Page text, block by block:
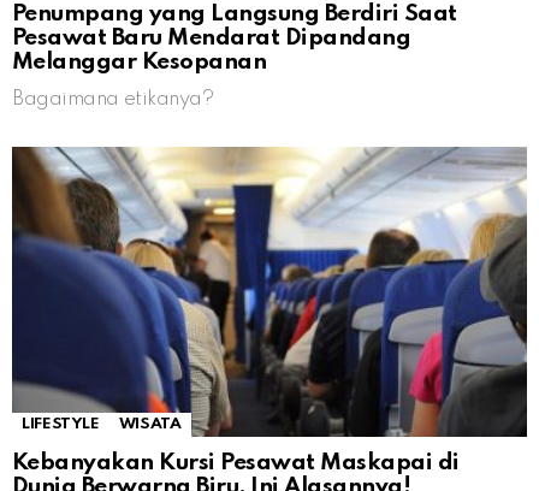
Penumpang yang Langsung Berdiri Saat
Pesawat Baru Mendarat Dipandang
Melanggar Kesopanan
Bagaimana etikanya?
LIFESTYLE WISATA
Kebanyakan Kursi Pesawat Maskapai di